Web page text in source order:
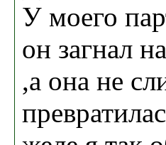
У моего
он загнал
,а она не